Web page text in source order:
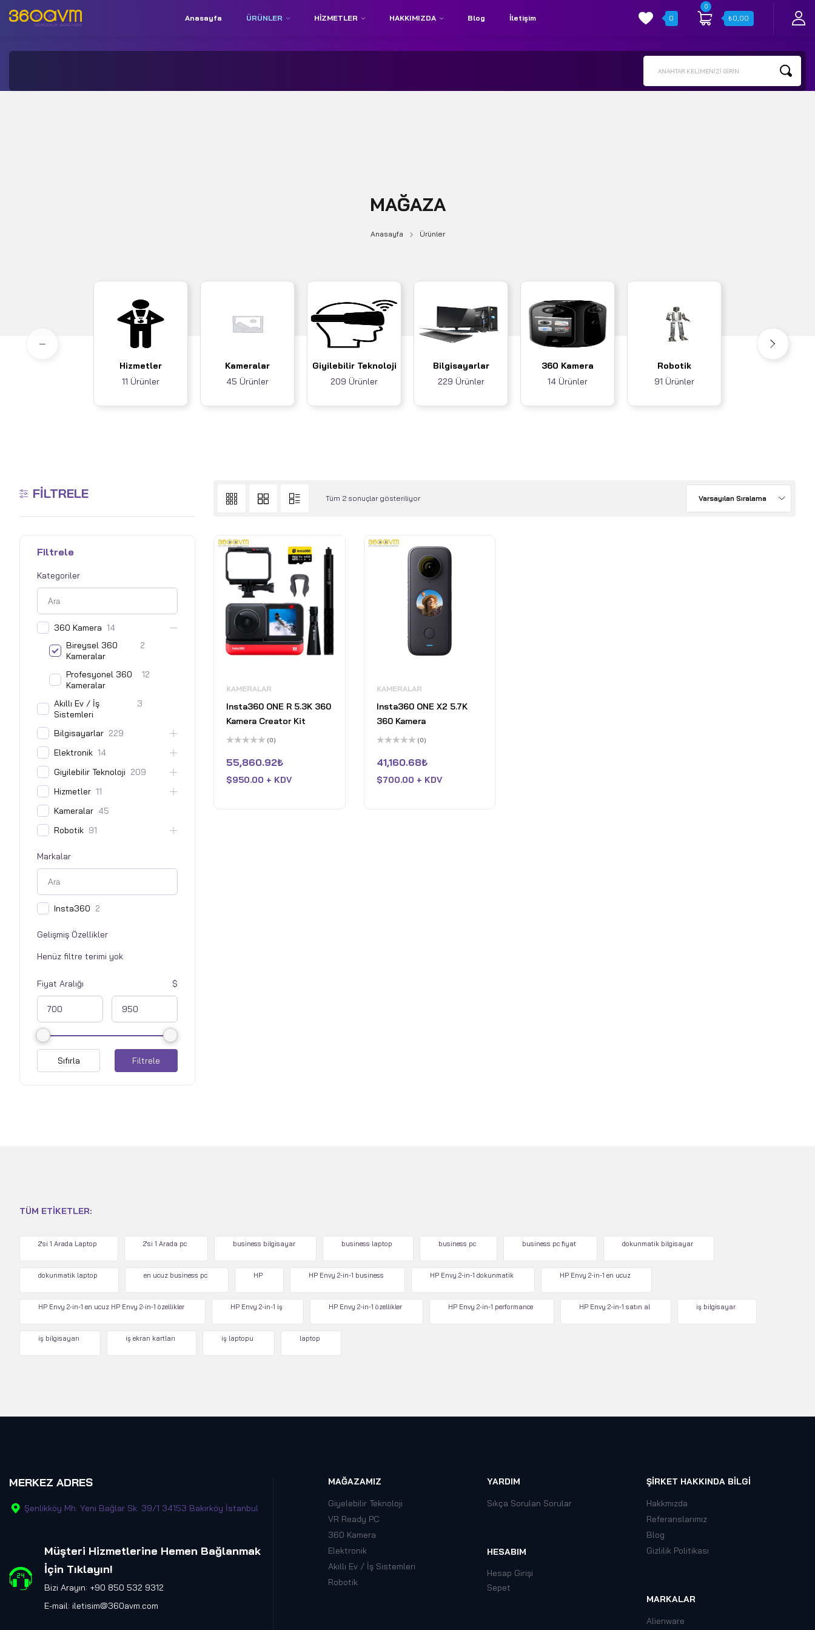
İletişim: +90 850 532 9312
ANAHTAR KELIMENIZI GIRIN
Anasayfa ÜRÜNLER HIZMETLER HAKKIMIZDA Blog İletişim 0
0
₺0,00
MAĞAZA
Anasayfa Ürünler
Hizmetler
11 Ürünler
Kameralar
45 Ürünler
Giyilebilir Teknoloji
209 Ürünler
Bilgisayarlar
229 Ürünler
360 Kamera
14 Ürünler
Robotik
91 Ürünler
FILTRELE
Filtrele
Kategoriler
360 Kamera 14
Bireysel 360
Kameralar
2
Profesyonel 360
Kameralar
12
Akıllı Ev / İş
Sistemleri
3
Bilgisayarlar 229
Elektronik 14
Giyilebilir Teknoloji 209
Hizmetler 11
Kameralar 45
Robotik 91
Markalar
Insta360 2
Gelişmiş Özellikler
Fiyat Aralığı
Filtrele
Sıfırla
Tüm 2 sonuçlar gösteriliyor Varsayılan Sıralama
KAMERALAR
Insta360 ONE R 5.3K 360
Kamera Creator Kit
üzerinden
0
aldı
(0)
55,860.92₺
$950.00 + KDV
KAMERALAR
Insta360 ONE X2 5.7K
360 Kamera
üzerinden
0
aldı
(0)
41,160.68₺
$700.00 + KDV
TÜM ETIKETLER:
2'si 1 Arada Laptop 2'si 1 Arada pc business bilgisayar business laptop business pc business pc fiyat dokunmatik bilgisayar
dokunmatik laptop en ucuz business pc HP HP Envy 2-in-1 business HP Envy 2-in-1 dokunmatik HP Envy 2-in-1 en ucuz
HP Envy 2-in-1 en ucuz HP Envy 2-in-1 özellikler HP Envy 2-in-1 iş HP Envy 2-in-1 özellikler HP Envy 2-in-1 performance HP Envy 2-in-1 satın al iş bilgisayar
iş bilgisayarı iş ekran kartları iş laptopu laptop
MERKEZ ADRES
Şenlikköy Mh. Yeni Bağlar Sk. 39/1 34153 Bakırköy İstanbul
Müşteri Hizmetlerine Hemen Bağlanmak
İçin Tıklayın!
Bizi Arayın: +90 850 532 9312
E-mail: iletisim@360avm.com
MAĞAZAMIZ
Giyelebilir Teknoloji
VR Ready PC
360 Kamera
Elektronik
Akıllı Ev / İş Sistemleri
Robotik
YARDIM
Sıkça Sorulan Sorular
HESABIM
Hesap Girişi
Sepet
ŞIRKET HAKKINDA BILGI
Hakkmızda
Referanslarımız
Blog
Gizlilik Politikası
MARKALAR
Alienware